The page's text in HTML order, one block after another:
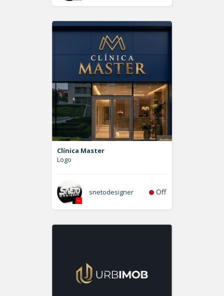
Clínica Master
Logo
snetodesigner Off